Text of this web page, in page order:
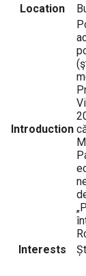
Location
Introduction
Interests